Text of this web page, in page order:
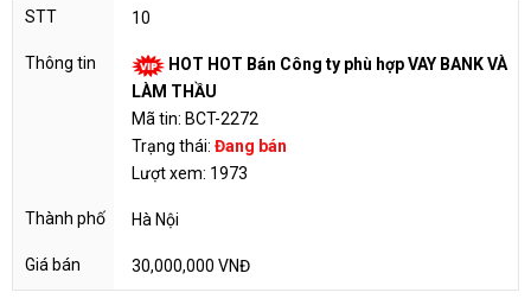
10
HOT HOT Bán Công ty phù hợp VAY BANK VÀ
LÀM THẦU
Mã tin: BCT-2272
Trạng thái: Đang bán
Lượt xem: 1973
Hà Nội
30,000,000 VNĐ